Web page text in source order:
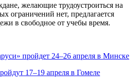
желающие трудоустроиться на
ограничений нет, предлагается
в свободное от учебы время.
пройдет 24–26 апреля в Минске
17–19 апреля в Гомеле